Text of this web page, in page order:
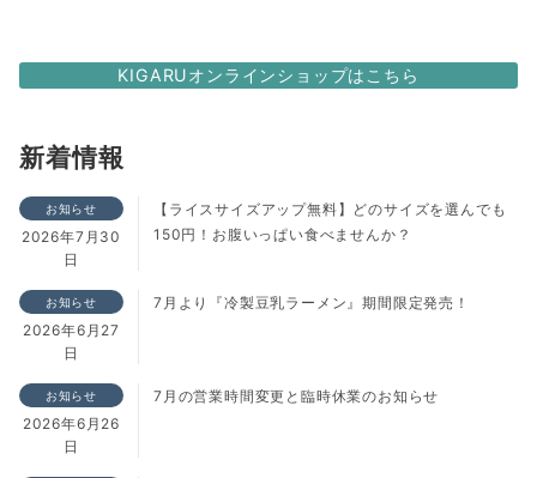
KIGARUオンラインショップはこちら
新着情報
お知らせ
2026年7月30
日
【ライスサイズアップ無料】どのサイズを選んでも
150円！お腹いっぱい食べませんか？
お知らせ
2026年6月27
日
7月より『冷製豆乳ラーメン』期間限定発売！
お知らせ
2026年6月26
日
7月の営業時間変更と臨時休業のお知らせ